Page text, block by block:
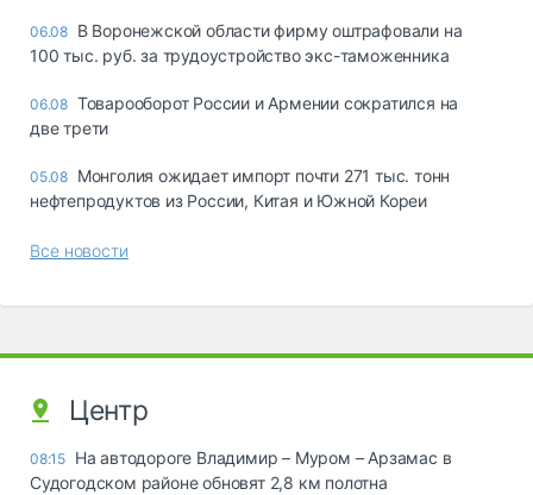
06.08 В Воронежской области фирму оштрафовали на
100 тыс. руб. за трудоустройство экс-таможенника
06.08 Товарооборот России и Армении сократился на
две трети
05.08 Монголия ожидает импорт почти 271 тыс. тонн
нефтепродуктов из России, Китая и Южной Кореи
Все новости
Центр
08:15 На автодороге Владимир – Муром – Арзамас в
Судогодском районе обновят 2,8 км полотна